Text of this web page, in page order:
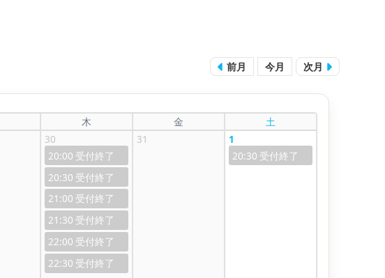
前月 今月 次月
木 金
土
30
20:00
20:30
21:00
21:30
22:00
22:30
31
1
20:30